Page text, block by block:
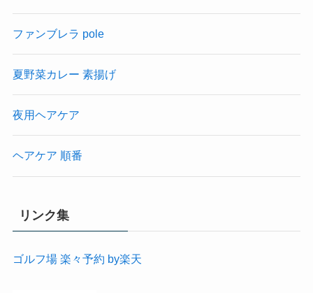
ファンブレラ pole
夏野菜カレー 素揚げ
夜用ヘアケア
ヘアケア 順番
リンク集
ゴルフ場 楽々予約 by楽天